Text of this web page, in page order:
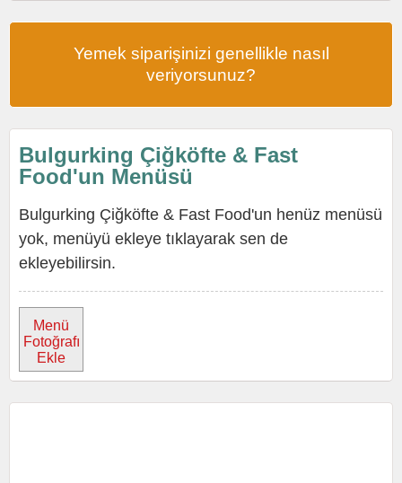
Yemek siparişinizi genellikle nasıl
veriyorsunuz?
Bulgurking Çiğköfte & Fast
Food'un Menüsü
Bulgurking Çiğköfte & Fast Food'un henüz menüsü
yok, menüyü ekleye tıklayarak sen de
ekleyebilirsin.
Menü
Fotoğrafı
Ekle